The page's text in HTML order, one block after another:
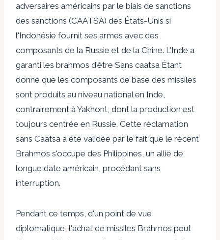
adversaires américains par le biais de sanctions
des sanctions (CAATSA) des États-Unis si
l'Indonésie fournit ses armes avec des
composants de la Russie et de la Chine. L'Inde a
garanti les brahmos d'être Sans caatsa Étant
donné que les composants de base des missiles
sont produits au niveau national en Inde,
contrairement à Yakhont, dont la production est
toujours centrée en Russie. Cette réclamation
sans Caatsa a été validée par le fait que le récent
Brahmos s'occupe des Philippines un allié de
longue date américain, procédant sans
interruption.
Pendant ce temps, d'un point de vue
diplomatique, l'achat de missiles Brahmos peut